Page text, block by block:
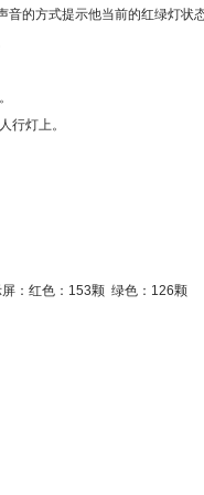
音的方式提示他当前的红绿灯状
行灯上。
：红色：153颗 绿色：126颗